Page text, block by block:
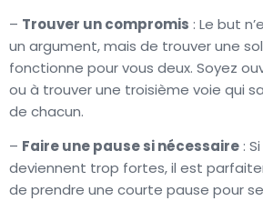
– Trouver un compromis : Le but
un argument, mais de trouver une
fonctionne pour vous deux. Soyez
ou à trouver une troisième voie qui
de chacun.
– Faire une pause si nécessaire :
deviennent trop fortes, il est
de prendre une courte pause pour